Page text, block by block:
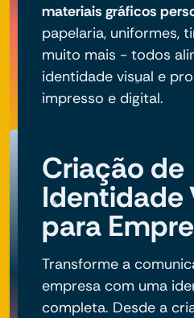
materiais gráficos
papelaria, uniformes,
muito mais - todos
identidade visual e
impresso e digital.
Criação de
Identidade
para
Transforme a
empresa com uma
completa. Desde a